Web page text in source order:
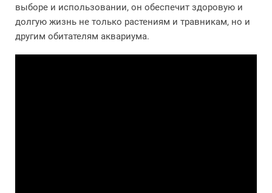
выборе и использовании, он обеспечит здоровую и
долгую жизнь не только растениям и травникам, но и
другим обитателям аквариума.